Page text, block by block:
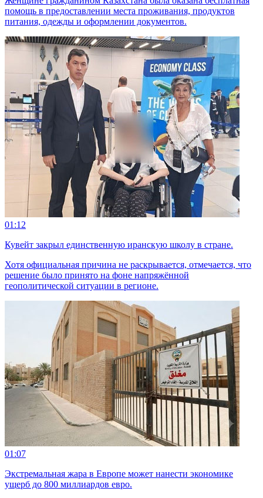
помощь в предоставлении места проживания, продуктов
питания, одежды и оформлении документов.
01:12
Кувейт закрыл единственную иранскую школу в стране.
Хотя официальная причина не раскрывается, отмечается, что
решение было принято на фоне напряжённой
геополитической ситуации в регионе.
01:07
Экстремальная жара в Европе может нанести экономике
ущерб до 800 миллиардов евро.